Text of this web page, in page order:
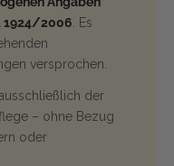
1924/2006 . Es
versprochen.
der
– ohne Bezug
oder